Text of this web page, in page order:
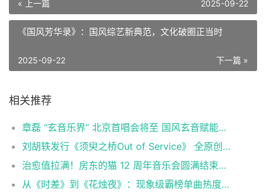
« 上一篇 2025-09-22
《国风芳华录》：国风综艺新典范，文化破圈正当时
下一篇 »
2025-09-22
相关推荐
章磊 “玄音乐界” 北京首唱会将至 国风玄音赋能文化新表达
刘胡轶发行《须臾之桥Out of Service》 全原创钢琴演奏展现音乐才华
治愈值拉满！房东的猫 12 周年音乐会圆满结束，《世界 / 青年》live 解锁老歌新体验
从《时差》到《花烛夜》：现象级霸榜单曲热度不断，巡演加场持续升温